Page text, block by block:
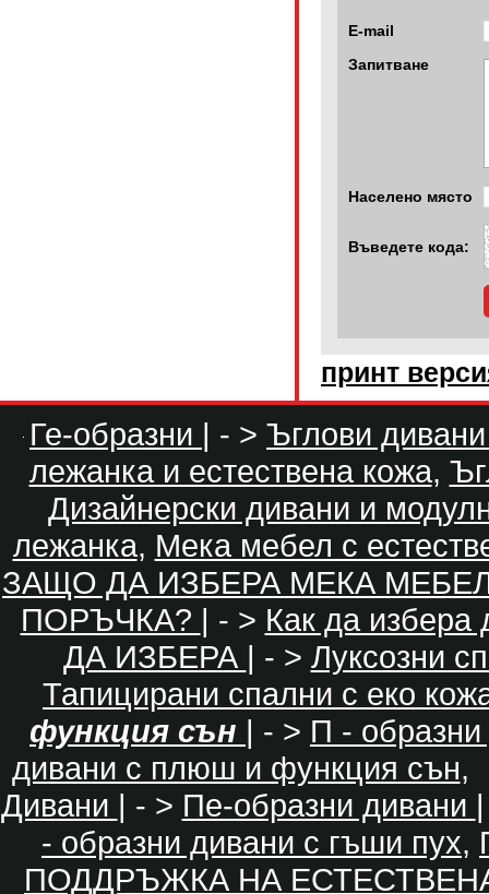
E-mail
Запитване
Населено място
Въведете кода:
принт
Ге-образни | - > Ъглови
лежанка и естествена кожа,
Дизайнерски дивани и
лежанка, Мека мебел с
ЗАЩО ДА ИЗБЕРА МЕКА
ПОРЪЧКА? | - > Как да избера
ДА ИЗБЕРА | - > Луксозни
Тапицирани спални с еко
функция сън | - > П -
дивани с плюш и функция сън,
Дивани | - > Пе-образни дивани
- образни дивани с гъши пух,
ПОДДРЪЖКА НА